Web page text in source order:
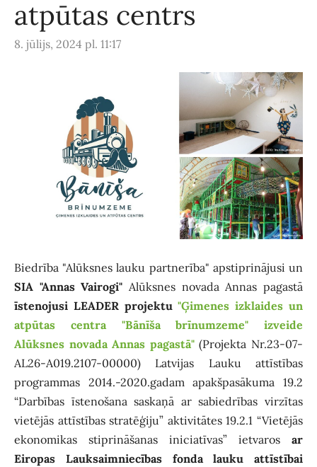
atpūtas centrs
8. jūlijs, 2024 pl. 11:17
Biedrība "Alūksnes lauku partnerība" apstiprinājusi un
SIA "Annas Vairogi" Alūksnes novada Annas pagastā
īstenojusi LEADER projektu"Ģimenes izklaides un
atpūtas centra "Bānīša brīnumzeme" izveide
Alūksnes novada Annas pagastā"(Projekta Nr.23-07-
AL26-A019.2107-00000) Latvijas Lauku attīstības
programmas 2014.-2020.gadam apakšpasākuma 19.2
“Darbības īstenošana saskaņā ar sabiedrības virzītas
vietējās attīstības stratēģiju” aktivitātes 19.2.1 “Vietējās
ekonomikas stiprināšanas iniciatīvas” ietvaros ar
Eiropas Lauksaimniecības fonda lauku attīstībai